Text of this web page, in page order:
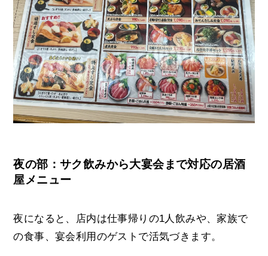
夜の部：サク飲みから大宴会まで対応の居酒
屋メニュー
夜になると、店内は仕事帰りの1人飲みや、家族で
の食事、宴会利用のゲストで活気づきます。